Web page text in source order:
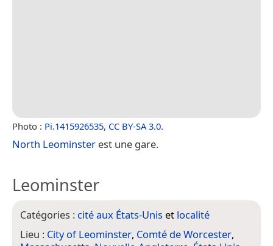
Photo : Pi.1415926535, CC BY-SA 3.0.
North Leominster est une gare.
Leominster
Catégories : cité aux États-Unis et localité
Lieu : City of Leominster, Comté de Worcester,